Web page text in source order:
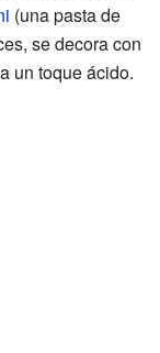
(una pasta de
se decora con
un toque ácido.